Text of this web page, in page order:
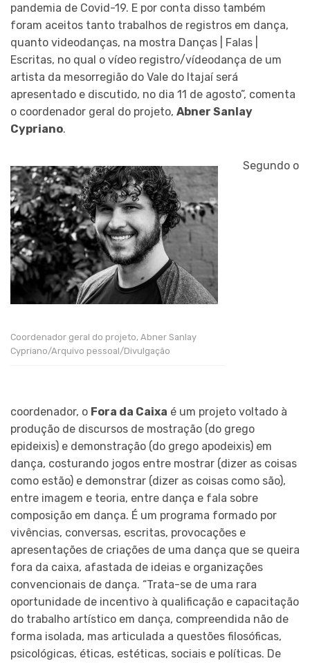
pandemia de Covid-19. E por conta disso também
foram aceitos tanto trabalhos de registros em dança,
quanto videodanças, na mostra Danças | Falas |
Escritas, no qual o vídeo registro/vídeodança de um
artista da mesorregião do Vale do Itajaí será
apresentado e discutido, no dia 11 de agosto”, comenta
o coordenador geral do projeto, Abner Sanlay
Cypriano.
Coordenador geral do projeto, Abner Sanlay
Cypriano/Arquivo pessoal/Divulgação
Segundo o
coordenador, o Fora da Caixa é um projeto voltado à
produção de discursos de mostração (do grego
epideixis) e demonstração (do grego apodeixis) em
dança, costurando jogos entre mostrar (dizer as coisas
como estão) e demonstrar (dizer as coisas como são),
entre imagem e teoria, entre dança e fala sobre
composição em dança. É um programa formado por
vivências, conversas, escritas, provocações e
apresentações de criações de uma dança que se queira
fora da caixa, afastada de ideias e organizações
convencionais de dança. “Trata-se de uma rara
oportunidade de incentivo à qualificação e capacitação
do trabalho artístico em dança, compreendida não de
forma isolada, mas articulada a questões filosóficas,
psicológicas, éticas, estéticas, sociais e políticas. De